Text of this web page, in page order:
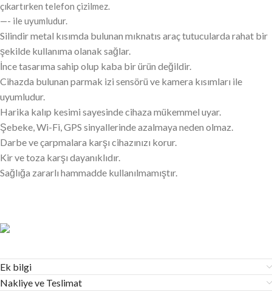
çıkartırken telefon çizilmez.
—- ile uyumludur.
Silindir metal kısımda bulunan mıknatıs araç tutucularda rahat bir
şekilde kullanıma olanak sağlar.
İnce tasarıma sahip olup kaba bir ürün değildir.
Cihazda bulunan parmak izi sensörü ve kamera kısımları ile
uyumludur.
Harika kalıp kesimi sayesinde cihaza mükemmel uyar.
Şebeke, Wi-Fi, GPS sinyallerinde azalmaya neden olmaz.
Darbe ve çarpmalara karşı cihazınızı korur.
Kir ve toza karşı dayanıklıdır.
Sağlığa zararlı hammadde kullanılmamıştır.
Ek bilgi
Nakliye ve Teslimat